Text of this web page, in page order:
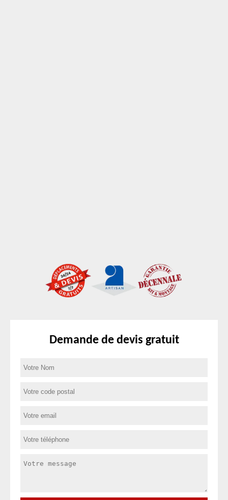
Demande de devis gratuit